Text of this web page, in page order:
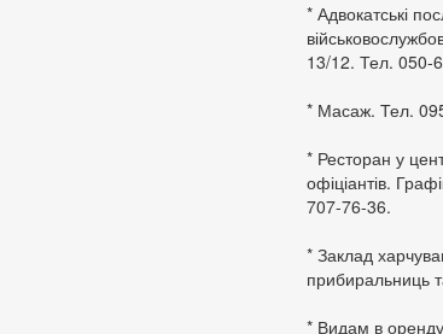
* Адвокатські
13/12. Тел. 050-
* Масаж. Тел.
* Ресторан у
офіціантів.
707-76-36.
* Заклад
прибиральниць
* Видам в оренду